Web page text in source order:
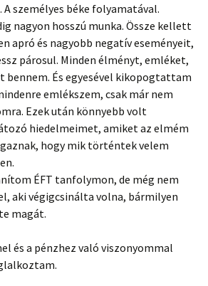
A személyes béke folyamatával.
nagyon hosszú munka. Össze kellett
apró és nagyobb negatív eseményeit,
párosul. Minden élményt, emléket,
És egyesével kikopogtattam
emlékszem, csak már nem
Ezek után könnyebb volt
hiedelmeimet, amiket az elmém
hogy mik történtek velem
ÉFT tanfolymon, de még nem
aki végigcsinálta volna, bármilyen
magát.
és a pénzhez való viszonyommal